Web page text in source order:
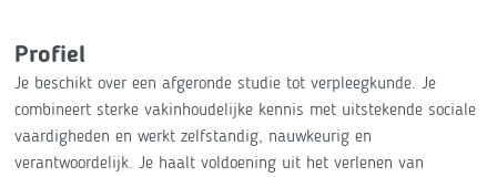
Profiel
Je beschikt over een afgeronde studie tot verpleegkunde. Je
combineert sterke vakinhoudelijke kennis met uitstekende sociale
vaardigheden en werkt zelfstandig, nauwkeurig en
verantwoordelijk. Je haalt voldoening uit het verlenen van